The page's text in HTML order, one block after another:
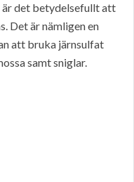
är det betydelsefullt att
Det är nämligen en
att bruka järnsulfat
samt sniglar.